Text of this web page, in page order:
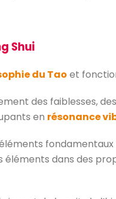
Shui
du Tao et
des faiblesses,
en résonance
dans des